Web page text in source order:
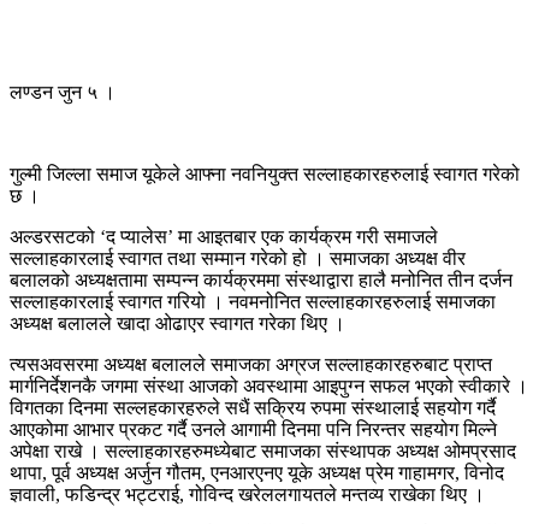
लण्डन जुन ५ ।
गुल्मी जिल्ला समाज यूकेले आफ्ना नवनियुक्त सल्लाहकारहरुलाई स्वागत गरेको
छ ।
अल्डरसटको ‘द प्यालेस’ मा आइतबार एक कार्यक्रम गरी समाजले
सल्लाहकारलाई स्वागत तथा सम्मान गरेको हो । समाजका अध्यक्ष वीर
बलालको अध्यक्षतामा सम्पन्न कार्यक्रममा संस्थाद्वारा हालै मनोनित तीन दर्जन
सल्लाहकारलाई स्वागत गरियो । नवमनोनित सल्लाहकारहरुलाई समाजका
अध्यक्ष बलालले खादा ओढाएर स्वागत गरेका थिए ।
त्यसअवसरमा अध्यक्ष बलालले समाजका अग्रज सल्लाहकारहरुबाट प्राप्त
मार्गनिर्देशनकै जगमा संस्था आजको अवस्थामा आइपुग्न सफल भएको स्वीकारे ।
विगतका दिनमा सल्लहकारहरुले सधैं सक्रिय रुपमा संस्थालाई सहयोग गर्दै
आएकोमा आभार प्रकट गर्दै उनले आगामी दिनमा पनि निरन्तर सहयोग मिल्ने
अपेक्षा राखे । सल्लाहकारहरुमध्येबाट समाजका संस्थापक अध्यक्ष ओमप्रसाद
थापा, पूर्व अध्यक्ष अर्जुन गौतम, एनआरएनए यूके अध्यक्ष प्रेम गाहामगर, विनोद
ज्ञवाली, फडिन्द्र भट्टराई, गोविन्द खरेललगायतले मन्तव्य राखेका थिए ।